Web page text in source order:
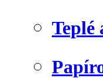
Teplé